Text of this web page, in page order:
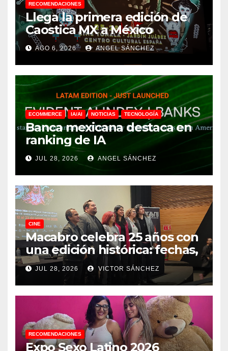
RECOMENDACIONES
Llega la primera edición de
Caostica MX a México
AGO 6, 2026 ANGEL SÁNCHEZ
ECOMMERCE IA/AI NOTICIAS TECNOLOGÍA
Banca mexicana destaca en
ranking de IA
JUL 28, 2026 ANGEL SÁNCHEZ
CINE
Macabro celebra 25 años con
una edición histórica: fechas,
sedes, invitados y todo lo que
debes saber
JUL 28, 2026 VICTOR SÁNCHEZ
RECOMENDACIONES
Expo Sexo Latino 2026